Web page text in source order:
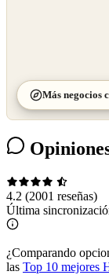
Más negocios
4.2 (2001 reseñas)
Última
¿Comparando
las Top 10 mejores